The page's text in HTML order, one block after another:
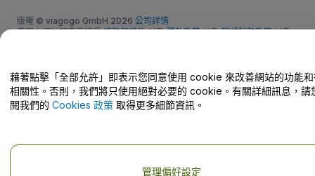
版權 © viagogo GmbH 2026 公司詳情
使用本網站即表示接受條款和條件以及隱私政策以及程式餅乾政策以及
藉著點擊「全部允許」即表示您同意使用 cookie 來改善網站的功能
相關性。否則，我們將只使用絕對必要的 cookie。有關詳細訊息，請
閱我們的 Cookies 政策 取得更多細節資訊。
管理偏好設定